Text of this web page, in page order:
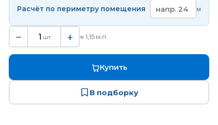
Расчёт по периметру помещения м
− 1 шт + ≈ 1,15 м.п.
Купить
В подборку